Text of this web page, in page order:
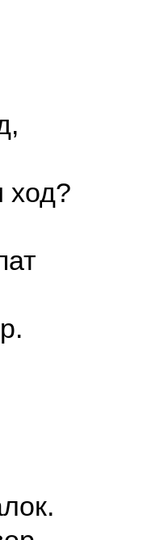
ход?